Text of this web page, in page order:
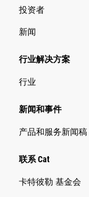
投资者
新闻
行业解决方案
行业
新闻和事件
产品和服务新闻稿
联系 Cat
卡特彼勒 基金会